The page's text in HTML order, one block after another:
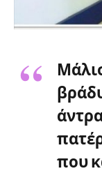
που